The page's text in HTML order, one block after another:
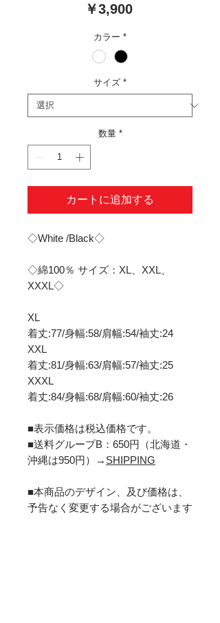
￥3,900価
カラー *
サイズ *
数量 *
カートに追加する
◇White /Black◇
◇綿100％ サイズ：XL、XXL、
XXXL◇
XL
着丈:77/身幅:58/肩幅:54/袖丈:24
XXL
着丈:81/身幅:63/肩幅:57/袖丈:25
XXXL
着丈:84/身幅:68/肩幅:60/袖丈:26
■表示価格は税込価格です。
■送料グループB：650円（北海道・
沖縄は950円）→ SHIPPING
■本商品のデザイン、及び価格は、
予告なく変更する場合がございます